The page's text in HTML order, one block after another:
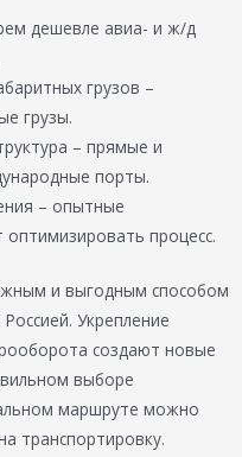
дешевле авиа- и ж/д
грузов –
грузы.
– прямые и
порты.
– опытные
процесс.
и выгодным способом
Укрепление
создают новые
выборе
маршруте можно
транспортировку.